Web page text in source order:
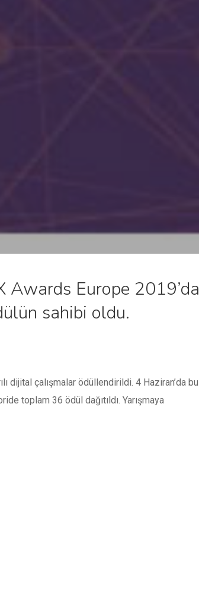
Awards Europe 2019’da
sahibi oldu.
dijital çalışmalar ödüllendirildi. 4 Haziran’da bu
toplam 36 ödül dağıtıldı. Yarışmaya